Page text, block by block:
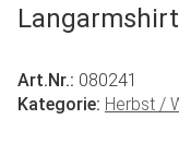
Art.Nr.: 080241
Kategorie: Herbst /